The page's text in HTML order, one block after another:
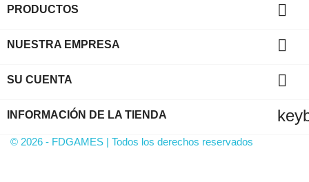
PRODUCTOS 
NUESTRA EMPRESA 
SU CUENTA 
INFORMACIÓN DE LA TIENDA
© 2026 - FDGAMES | Todos los derechos reservados